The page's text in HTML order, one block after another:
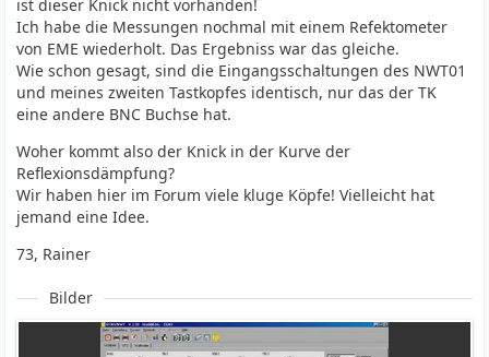
ist dieser Knick nicht vorhanden!
Ich habe die Messungen nochmal mit einem Refektometer
von EME wiederholt. Das Ergebniss war das gleiche.
Wie schon gesagt, sind die Eingangsschaltungen des NWT01
und meines zweiten Tastkopfes identisch, nur das der TK
eine andere BNC Buchse hat.
Woher kommt also der Knick in der Kurve der
Reflexionsdämpfung?
Wir haben hier im Forum viele kluge Köpfe! Vielleicht hat
jemand eine Idee.
73, Rainer
Bilder